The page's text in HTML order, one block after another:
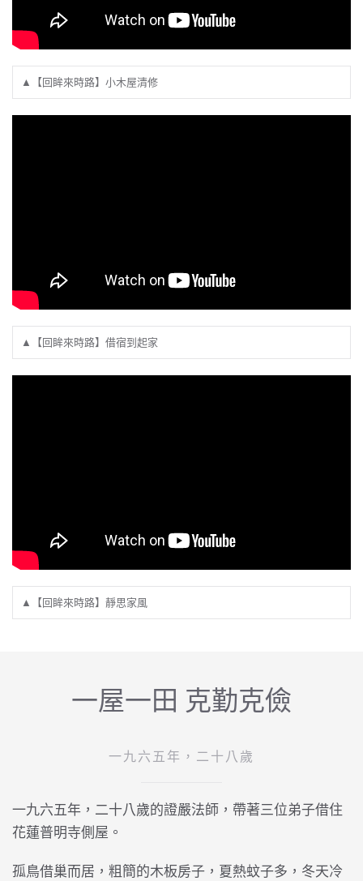
▲【回眸來時路】小木屋清修
▲【回眸來時路】借宿到起家
▲【回眸來時路】靜思家風
一屋一田 克勤克儉
一九六五年，二十八歲
一九六五年，二十八歲的證嚴法師，帶著三位弟子借住
花蓮普明寺側屋。
孤鳥借巢而居，粗簡的木板房子，夏熱蚊子多，冬天冷